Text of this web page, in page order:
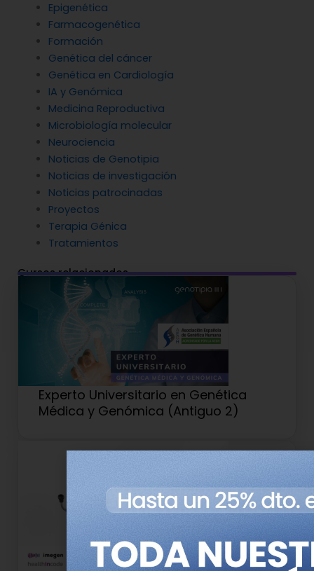
Epigenética
Farmacogenética
Formación
Genética del cáncer
Genética en Cardiología
IA y Genómica
Medicina Reproductiva
Microbiología molecular
Neurociencia
Noticias de Genotipia
Noticias de investigación
Noticias patrocinadas
Proyectos
Terapia Génica
Tratamientos
Cursos relacionados
Experto Universitario en Genética
Médica y Genómica (Antiguo 2)